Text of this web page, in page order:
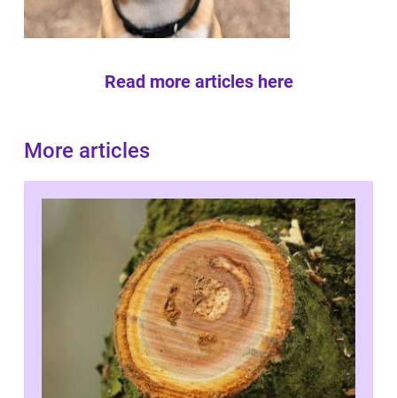
Read more articles here
More articles